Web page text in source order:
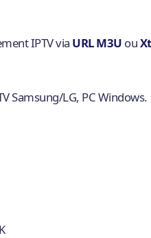
IPTV via URL M3U ou
Samsung/LG, PC Windows.